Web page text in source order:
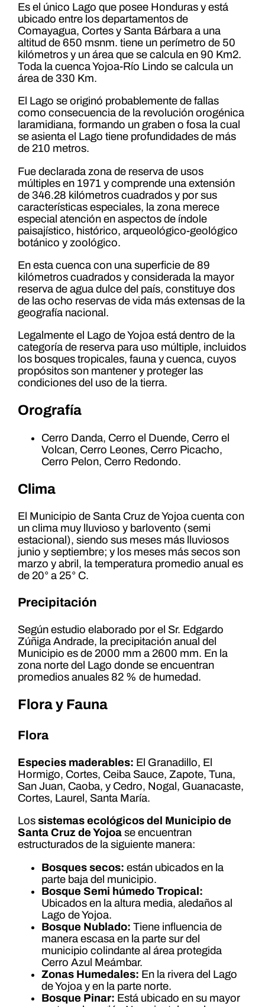
Es el único Lago que posee Honduras y está
ubicado entre los departamentos de
Comayagua, Cortes y Santa Bárbara a una
altitud de 650 msnm. tiene un perímetro de 50
kilómetros y un área que se calcula en 90 Km2.
Toda la cuenca Yojoa-Río Lindo se calcula un
área de 330 Km.
El Lago se originó probablemente de fallas
como consecuencia de la revolución orogénica
laramidiana, formando un graben o fosa la cual
se asienta el Lago tiene profundidades de más
de 210 metros.
Fue declarada zona de reserva de usos
múltiples en 1971 y comprende una extensión
de 346.28 kilómetros cuadrados y por sus
características especiales, la zona merece
especial atención en aspectos de índole
paisajístico, histórico, arqueológico-geológico
botánico y zoológico.
En esta cuenca con una superficie de 89
kilómetros cuadrados y considerada la mayor
reserva de agua dulce del país, constituye dos
de las ocho reservas de vida más extensas de la
geografía nacional.
Legalmente el Lago de Yojoa está dentro de la
categoría de reserva para uso múltiple, incluidos
los bosques tropicales, fauna y cuenca, cuyos
propósitos son mantener y proteger las
condiciones del uso de la tierra.
Orografía
Cerro Danda, Cerro el Duende, Cerro el
Volcan, Cerro Leones, Cerro Picacho,
Cerro Pelon, Cerro Redondo.
Clima
El Municipio de Santa Cruz de Yojoa cuenta con
un clima muy lluvioso y barlovento (semi
estacional), siendo sus meses más lluviosos
junio y septiembre; y los meses más secos son
marzo y abril, la temperatura promedio anual es
de 20° a 25° C.
Precipitación
Según estudio elaborado por el Sr. Edgardo
Zúñiga Andrade, la precipitación anual del
Municipio es de 2000 mm a 2600 mm. En la
zona norte del Lago donde se encuentran
promedios anuales 82 % de humedad.
Flora y Fauna
Flora
Especies maderables: El Granadillo, El
Hormigo, Cortes, Ceiba Sauce, Zapote, Tuna,
San Juan, Caoba, y Cedro, Nogal, Guanacaste,
Cortes, Laurel, Santa María.
Los sistemas ecológicos del Municipio de
Santa Cruz de Yojoase encuentran
estructurados de la siguiente manera:
Bosques secos: están ubicados en la
parte baja del municipio.
Bosque Semi húmedo Tropical:
Ubicados en la altura media, aledaños al
Lago de Yojoa.
Bosque Nublado: Tiene influencia de
manera escasa en la parte sur del
municipio colindante al área protegida
Cerro Azul Meámbar.
Zonas Humedales: En la rivera del Lago
de Yojoa y en la parte norte.
Bosque Pinar: Está ubicado en su mayor